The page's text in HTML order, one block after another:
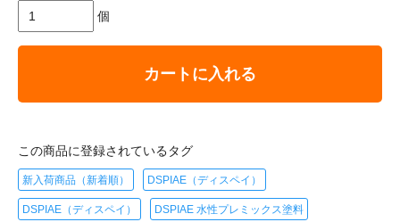
個
カートに入れる
この商品に登録されているタグ
新入荷商品（新着順） DSPIAE（ディスペイ）
DSPIAE（ディスペイ） DSPIAE 水性プレミックス塗料